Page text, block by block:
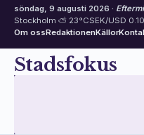
söndag, 9 augusti 2026 ·
Stockholm ⛅ 23°CSEK/USD
Om ossRedaktionenKällor
HoppaStadsfokus